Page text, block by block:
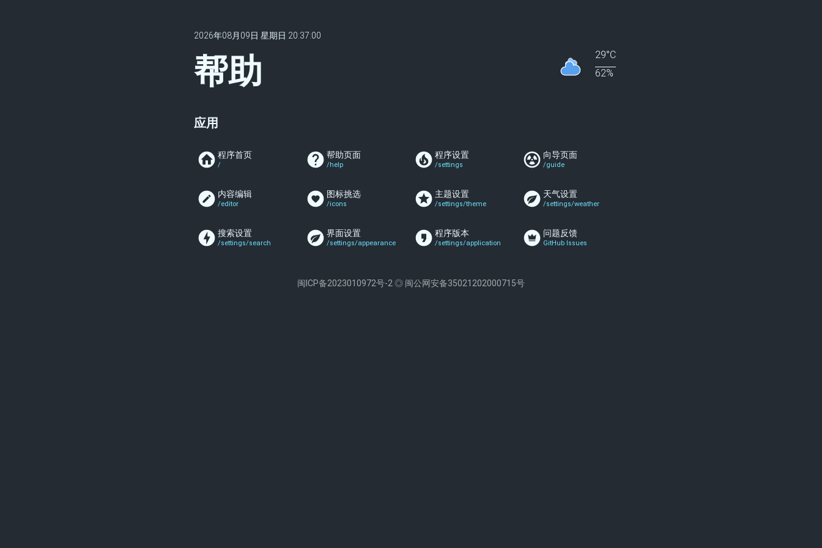
2026年08月09日 星期日 20:37:00
帮助
29°C
62%
应用
程序首页
/
帮助页面
/help
程序设置
/settings
向导页面
/guide
内容编辑
/editor
图标挑选
/icons
主题设置
/settings/theme
天气设置
/settings/weather
搜索设置
/settings/search
界面设置
/settings/appearance
程序版本
/settings/application
问题反馈
GitHub Issues
闽ICP备2023010972号-2 ◎ 闽公网安备35021202000715号